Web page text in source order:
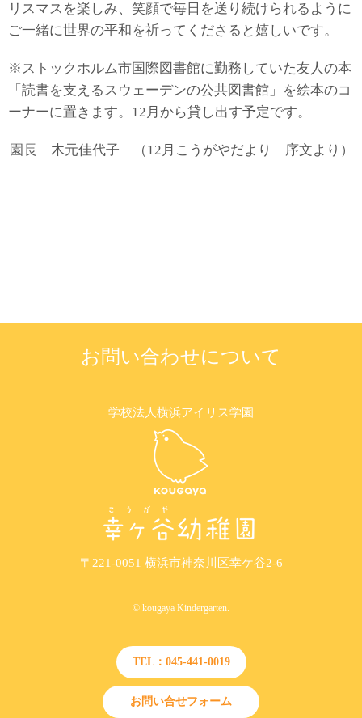
リスマスを楽しみ、笑顔で毎日を送り続けられるように
ご一緒に世界の平和を祈ってくださると嬉しいです。
※ストックホルム市国際図書館に勤務していた友人の本
「読書を支えるスウェーデンの公共図書館」を絵本のコ
ーナーに置きます。12月から貸し出す予定です。
園長 木元佳代子 （12月こうがやだより 序文より）
お問い合わせについて
学校法人横浜アイリス学園
〒221-0051 横浜市神奈川区幸ケ谷2-6
© kougaya Kindergarten.
TEL：045-441-0019
お問い合せフォーム